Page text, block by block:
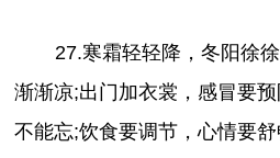
27.寒霜轻轻降，冬阳徐
渐渐凉;出门加衣裳，感冒要
不能忘;饮食要调节，心情要